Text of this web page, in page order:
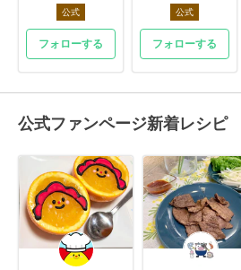
公式
フォローする
公式
フォローする
公式ファンページ新着レシピ